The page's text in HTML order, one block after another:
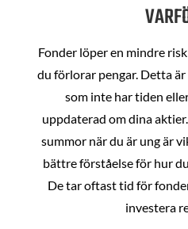
Fonder löper en mindre
du förlorar pengar. Detta
som inte har tiden
uppdaterad om dina
summor när du är ung är
bättre förståelse för hur
De tar oftast tid för
investera